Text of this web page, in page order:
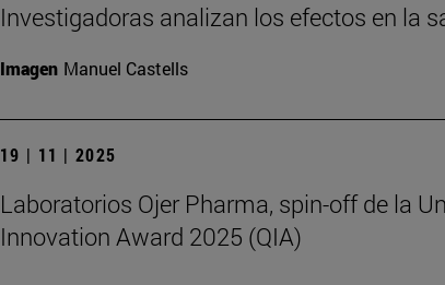
Investigadoras analizan los efectos en la
Imagen Manuel Castells
19 | 11 | 2025
Laboratorios Ojer Pharma, spin-off de la
Innovation Award 2025 (QIA)